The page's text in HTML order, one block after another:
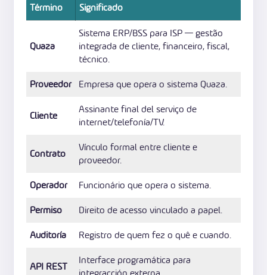
Término Significado
Quaza
Sistema ERP/BSS para ISP — gestão
integrada de cliente, financeiro, fiscal,
técnico.
Proveedor
Empresa que opera o sistema Quaza.
Cliente
Assinante final del serviço de
internet/telefonía/TV.
Contrato
Vínculo formal entre cliente e
proveedor.
Operador
Funcionário que opera o sistema.
Permiso
Direito de acesso vinculado a papel.
Auditoría
Registro de quem fez o quê e cuando.
API REST
Interface programática para